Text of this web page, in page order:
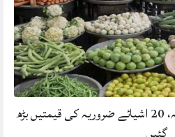
ہفتہ وار مہنگائی میں اضافہ، 20 اشیائے ضروریہ کی قیمتیں بڑھ